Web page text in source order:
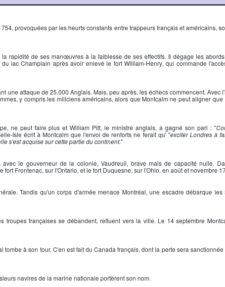
provoquées par les heurts constants entre trappeurs français et américains,
rapidité de ses manœuvres à la faiblesse de ses effectifs. Il dégage les
lac Champlain après avoir enlevé le fort William-Henry, qui commande
une attaque de 25.000 Anglais. Mais, peu après, les échecs commencent. Avec
y compris les miliciens américains, alors que Montcalm ne peut aligner que
ne peut faire plus etWilliam Pitt, le ministre anglais, a gagné son pari : "
Isle écrit à Montcalm que l'envoi de renforts ne ferait qu' "exciter Londres à
s'est acquise sur cette partie du continent."
avec le gouverneur de la colonie, Vaudreuil, brave mais de capacité nulle.
fort Frontenac, sur l'Ontario, et le fort Duquesne, sur l'Ohio, en août et novembre
Tandis qu'un corps d'armée menace Montréal, une escadre débarque les
françaises se débandent, refluent vers la ville. Le 14 septembre
à son tour. C'en est fait du Canada français, dont la perte sera sanctionnée
navires de la marine nationale portèrent son nom.